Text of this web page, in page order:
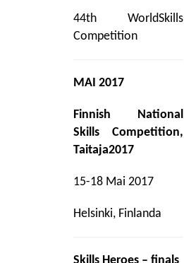
44th WorldSkills
Competition
MAI 2017
Finnish National
Skills Competition,
Taitaja2017
15-18 Mai 2017
Helsinki, Finlanda